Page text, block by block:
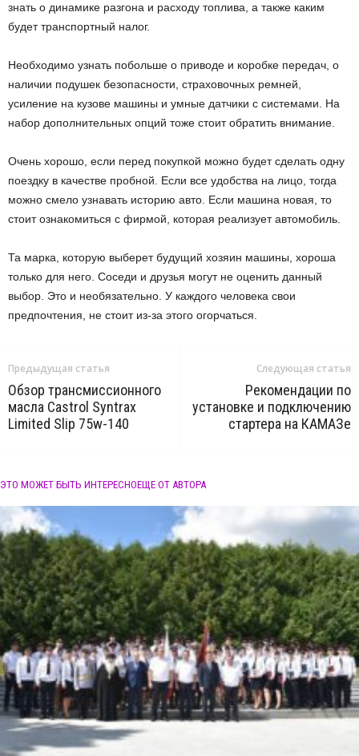
знать о динамике разгона и расходу топлива, а также каким
будет транспортный налог.
Необходимо узнать побольше о приводе и коробке передач, о
наличии подушек безопасности, страховочных ремней,
усиление на кузове машины и умные датчики с системами. На
набор дополнительных опций тоже стоит обратить внимание.
Очень хорошо, если перед покупкой можно будет сделать одну
поездку в качестве пробной. Если все удобства на лицо, тогда
можно смело узнавать историю авто. Если машина новая, то
стоит ознакомиться с фирмой, которая реализует автомобиль.
Та марка, которую выберет будущий хозяин машины, хороша
только для него. Соседи и друзья могут не оценить данный
выбор. Это и необязательно. У каждого человека свои
предпочтения, не стоит из-за этого огорчаться.
Предыдущая статья
Обзор трансмиссионного
масла Castrol Syntrax
Limited Slip 75w-140
Следующая статья
Рекомендации по
установке и подключению
стартера на КАМАЗе
ЭТО МОЖЕТ БЫТЬ ИНТЕРЕСНОЕЩЕ ОТ АВТОРА